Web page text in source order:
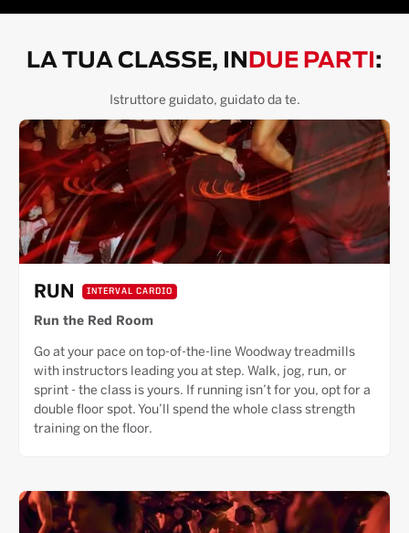
LA TUA CLASSE, IN DUE PARTI :
Istruttore guidato, guidato da te.
RUN INTERVAL CARDIO
Run the Red Room
Go at your pace on top-of-the-line Woodway treadmills
with instructors leading you at step. Walk, jog, run, or
sprint - the class is yours. If running isn’t for you, opt for a
double floor spot. You’ll spend the whole class strength
training on the floor.